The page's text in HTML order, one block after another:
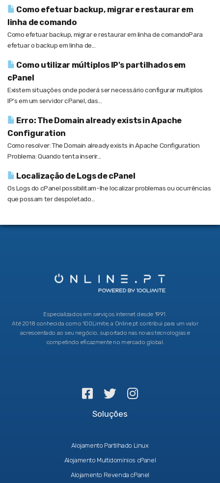
Como efetuar backup, migrar e restaurar em
linha de comando
Como efetuar backup, migrar e restaurar em linha de comandoPara
efetuar o backup em linha de...
Como utilizar múltiplos IP's partilhados em
cPanel
Existem situações onde poderá ser necessário configurar multiplos
IP's em um servidor cPanel, das...
Erro: The Domain already exists in Apache
Configuration
Como resolver: The Domain already exists in Apache Configuration
Problema: Quando tenta inserir...
Localização de Logs de cPanel
Os Logs do cPanel possibilitam-lhe localizar problemas ou ocurrências
que possam ter despoletado...
Especializados em serviços internet desde 1991.
Até 2018 conhecida como 100Limite, a Online.pt contribui para um valor
acrescentado ao seu negócio, suportado nas novas tecnologias e
competindo eficazmente no mercado global.
Soluções
Alojamento Partilhado Linux
Alojamento Multidomínios cPanel
Alojamento Revenda cPanel